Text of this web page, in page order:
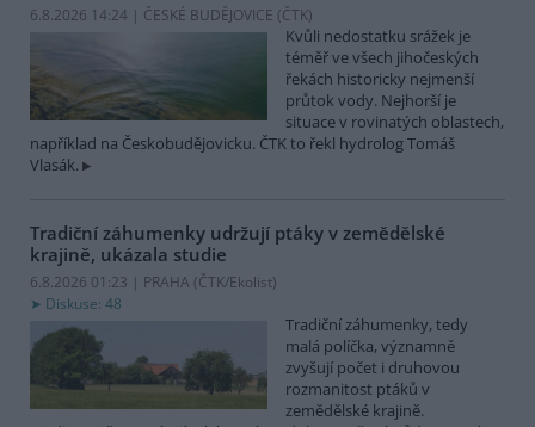
6.8.2026 14:24 | ČESKÉ BUDĚJOVICE (ČTK)
Kvůli nedostatku srážek je
téměř ve všech jihočeských
řekách historicky nejmenší
průtok vody. Nejhorší je
situace v rovinatých oblastech,
například na Českobudějovicku. ČTK to řekl hydrolog Tomáš
Vlasák.
Tradiční záhumenky udržují ptáky v zemědělské
krajině, ukázala studie
6.8.2026 01:23 | PRAHA (ČTK/Ekolist)
Diskuse: 48
Tradiční záhumenky, tedy
malá políčka, významně
zvyšují počet i druhovou
rozmanitost ptáků v
zemědělské krajině.